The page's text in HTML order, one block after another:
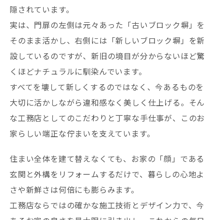
隠されています。
実は、門扉の左側は元々あった「古いブロック塀」を
そのまま活かし、右側には「新しいブロック塀」を新
設しているのですが、新旧の境目が分からないほど驚
くほどナチュラルに馴染んでいます。
すべてを壊して新しくするのではなく、今あるものを
大切に活かしながら違和感なく美しく仕上げる。そん
な工務店としてのこだわりと丁寧な手仕事が、このお
家らしい端正な佇まいを支えています。
住まい全体を建て替えなくても、お家の「顔」である
玄関と外構をリフォームするだけで、暮らしの心地よ
さや新鮮さは何倍にも膨らみます。
工務店ならではの確かな施工技術とデザイン力で、今